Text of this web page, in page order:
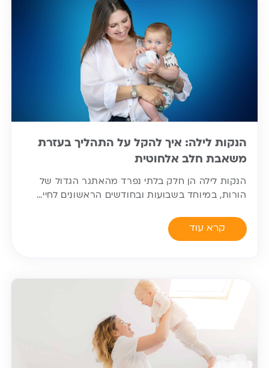
הנקות לילה: איך להקל על התהליך בעזרת
משאבת חלב אלחוטית
הנקות לילה הן חלק בלתי נפרד מהאתגר הגדול של
הורות, במיוחד בשבועות ובחודשים הראשונים לחיי…
קרא עוד